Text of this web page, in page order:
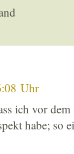
Uhr
ich vor
habe; so